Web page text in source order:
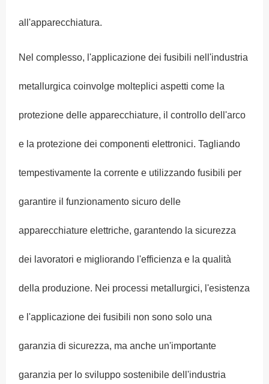
all'apparecchiatura.
Nel complesso, l'applicazione dei fusibili nell'industria
metallurgica coinvolge molteplici aspetti come la
protezione delle apparecchiature, il controllo dell'arco
e la protezione dei componenti elettronici. Tagliando
tempestivamente la corrente e utilizzando fusibili per
garantire il funzionamento sicuro delle
apparecchiature elettriche, garantendo la sicurezza
dei lavoratori e migliorando l'efficienza e la qualità
della produzione. Nei processi metallurgici, l'esistenza
e l'applicazione dei fusibili non sono solo una
garanzia di sicurezza, ma anche un'importante
garanzia per lo sviluppo sostenibile dell'industria